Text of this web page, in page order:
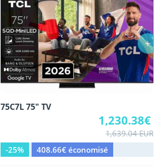
75C7L 75" TV
1,230.38€
1,639.04 EUR
-25%
408.66€ économisé
+